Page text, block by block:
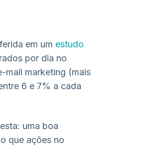
em um estudo
por dia no
mail marketing (mais
6 e 7% a cada
uma boa
que ações no